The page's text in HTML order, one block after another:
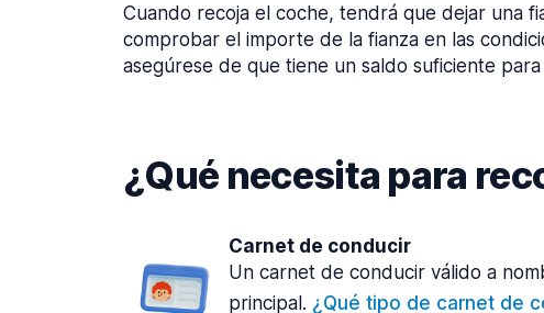
Cuando recoja el coche, tendrá que dejar una
comprobar el importe de la fianza en las
asegúrese de que tiene un saldo suficiente
¿Qué necesita para
Carnet de conducir
Un carnet de conducir válido a
principal. ¿Qué tipo de carnet de